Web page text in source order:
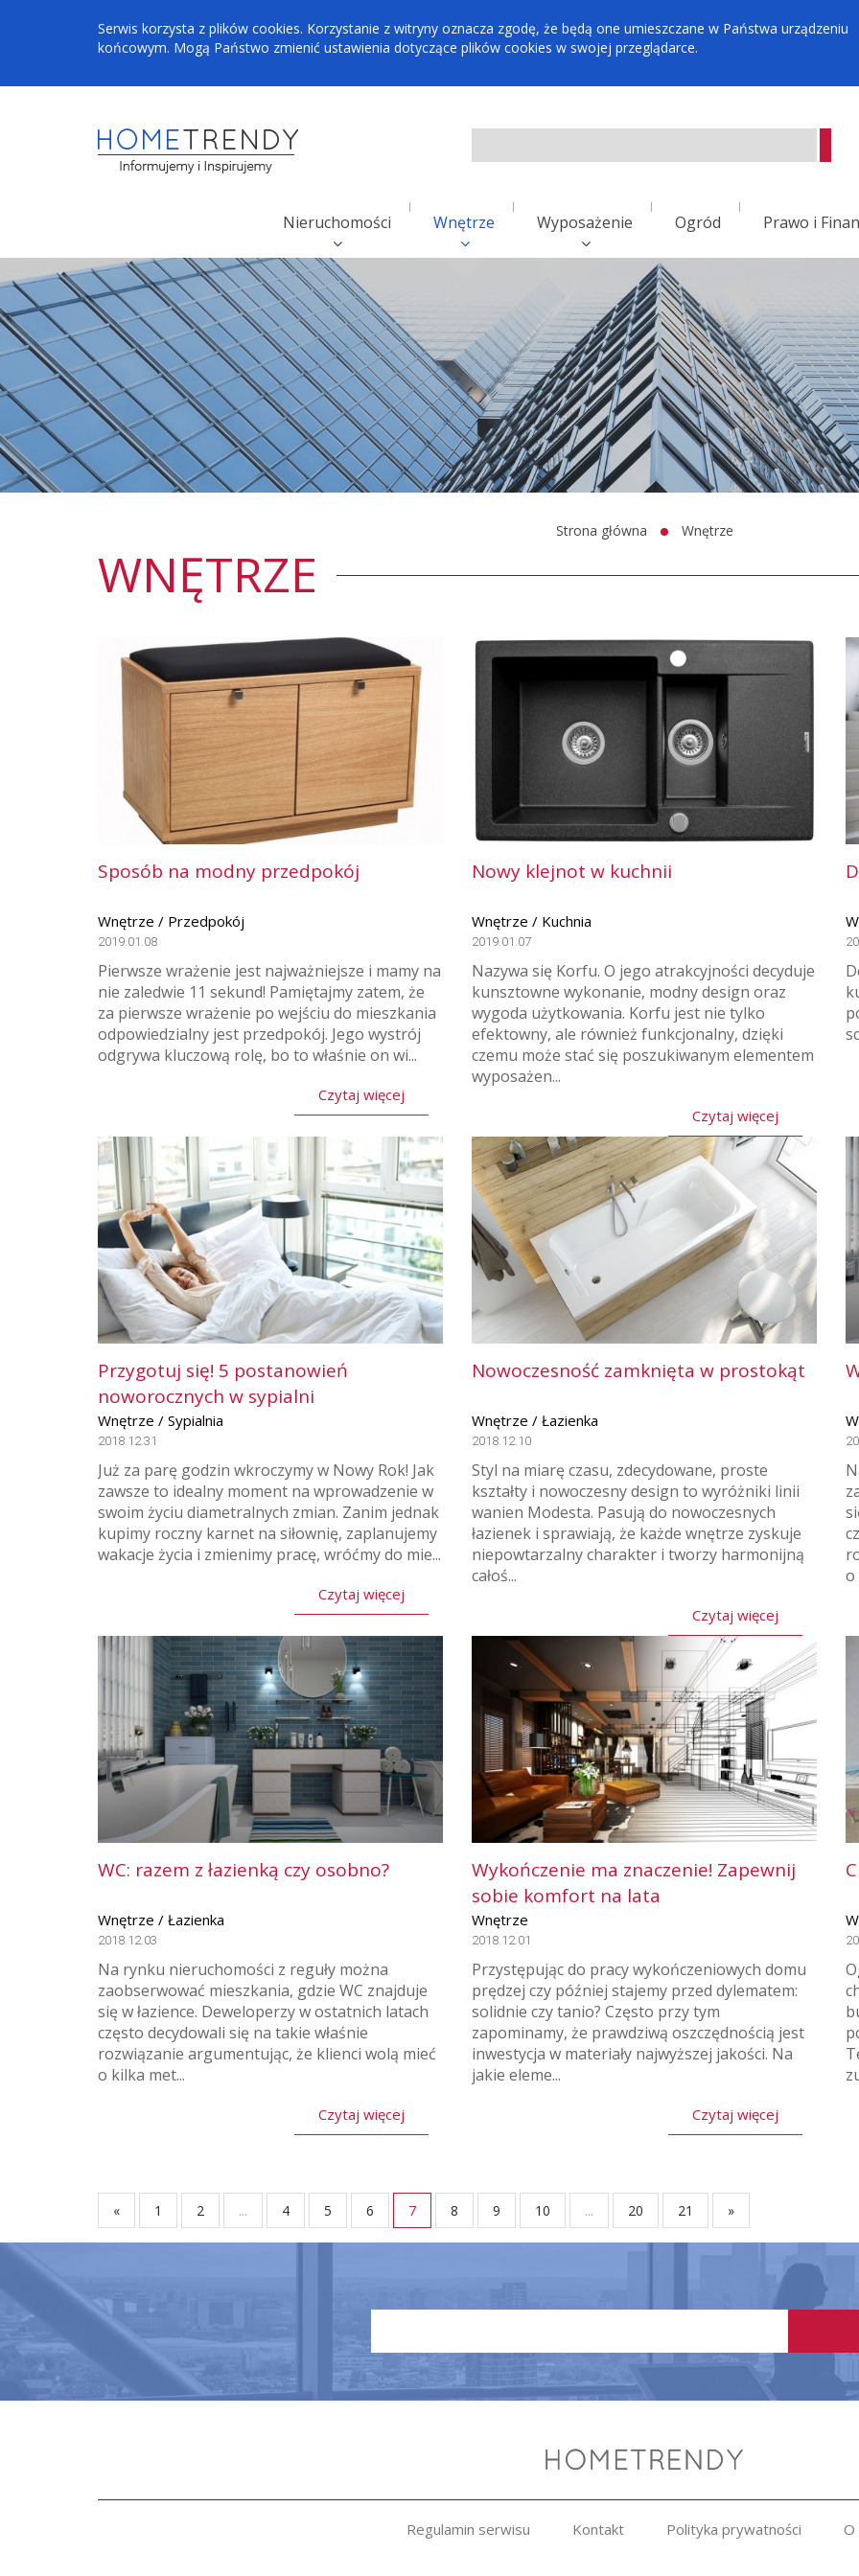
Serwis korzysta z plików cookies. Korzystanie z witryny oznacza zgodę, że będą one umieszczane w Państwa urządzeniu
końcowym. Mogą Państwo zmienić ustawienia dotyczące plików cookies w swojej przeglądarce.
Nieruchomości Wnętrze Wyposażenie Ogród Prawo i
Strona główna Wnętrze
WNĘTRZE
Sposób na modny przedpokój
Wnętrze / Przedpokój
2019.01.08
Pierwsze wrażenie jest najważniejsze i mamy na
nie zaledwie 11 sekund! Pamiętajmy zatem, że
za pierwsze wrażenie po wejściu do mieszkania
odpowiedzialny jest przedpokój. Jego wystrój
odgrywa kluczową rolę, bo to właśnie on wi...
Czytaj więcej
Nowy klejnot w kuchnii
Wnętrze / Kuchnia
2019.01.07
Nazywa się Korfu. O jego atrakcyjności decyduje
kunsztowne wykonanie, modny design oraz
wygoda użytkowania. Korfu jest nie tylko
efektowny, ale również funkcjonalny, dzięki
czemu może stać się poszukiwanym elementem
wyposażen...
Czytaj więcej
Przygotuj się! 5 postanowień
noworocznych w sypialni
Wnętrze / Sypialnia
2018.12.31
Już za parę godzin wkroczymy w Nowy Rok! Jak
zawsze to idealny moment na wprowadzenie w
swoim życiu diametralnych zmian. Zanim jednak
kupimy roczny karnet na siłownię, zaplanujemy
wakacje życia i zmienimy pracę, wróćmy do mie...
Czytaj więcej
Nowoczesność zamknięta w prostokąt
Wnętrze / Łazienka
2018.12.10
Styl na miarę czasu, zdecydowane, proste
kształty i nowoczesny design to wyróżniki linii
wanien Modesta. Pasują do nowoczesnych
łazienek i sprawiają, że każde wnętrze zyskuje
niepowtarzalny charakter i tworzy harmonijną
całoś...
Czytaj więcej
o
WC: razem z łazienką czy osobno?
Wnętrze / Łazienka
2018.12.03
Na rynku nieruchomości z reguły można
zaobserwować mieszkania, gdzie WC znajduje
się w łazience. Deweloperzy w ostatnich latach
często decydowali się na takie właśnie
rozwiązanie argumentując, że klienci wolą mieć
o kilka met...
Czytaj więcej
Wykończenie ma znaczenie! Zapewnij
sobie komfort na lata
Wnętrze
2018.12.01
Przystępując do pracy wykończeniowych domu
prędzej czy później stajemy przed dylematem:
solidnie czy tanio? Często przy tym
zapominamy, że prawdziwą oszczędnością jest
inwestycja w materiały najwyższej jakości. Na
jakie eleme...
Czytaj więcej
« 1 2 ... 4 5 6 7 8 9 10 ... 20 21 »
Regulamin serwisu Kontakt Polityka prywatności O